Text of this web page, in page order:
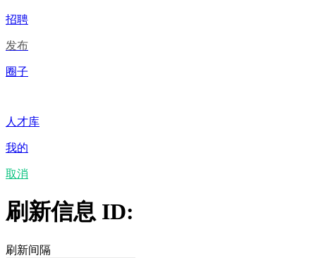
招聘
发布
圈子
人才库
我的
取消
刷新信息 ID:
刷新间隔